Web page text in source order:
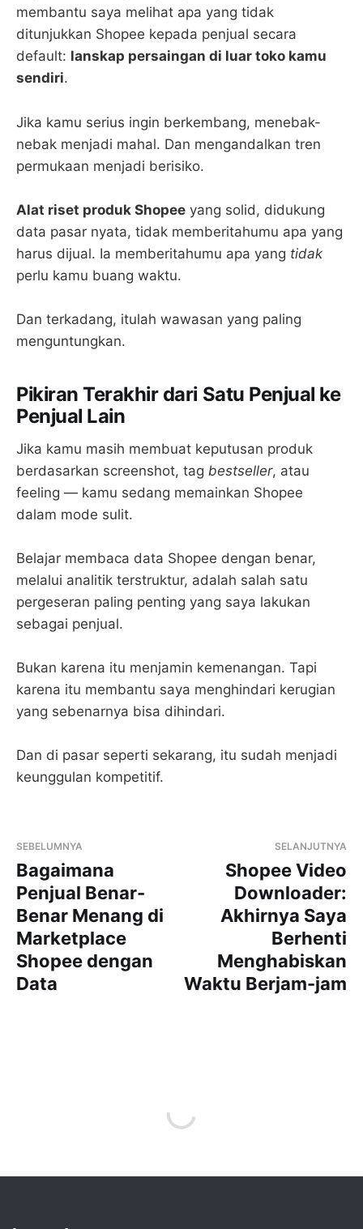
membantu saya melihat apa yang tidak
ditunjukkan Shopee kepada penjual secara
default: lanskap persaingan di luar toko kamu
sendiri.
Jika kamu serius ingin berkembang, menebak-
nebak menjadi mahal. Dan mengandalkan tren
permukaan menjadi berisiko.
Alat riset produk Shopee yang solid, didukung
data pasar nyata, tidak memberitahumu apa yang
harus dijual. Ia memberitahumu apa yang tidak
perlu kamu buang waktu.
Dan terkadang, itulah wawasan yang paling
menguntungkan.
Pikiran Terakhir dari Satu Penjual ke
Penjual Lain
Jika kamu masih membuat keputusan produk
berdasarkan screenshot, tag bestseller, atau
feeling — kamu sedang memainkan Shopee
dalam mode sulit.
Belajar membaca data Shopee dengan benar,
melalui analitik terstruktur, adalah salah satu
pergeseran paling penting yang saya lakukan
sebagai penjual.
Bukan karena itu menjamin kemenangan. Tapi
karena itu membantu saya menghindari kerugian
yang sebenarnya bisa dihindari.
Dan di pasar seperti sekarang, itu sudah menjadi
keunggulan kompetitif.
SEBELUMNYA
Bagaimana
Penjual Benar-
Benar Menang di
Marketplace
Shopee dengan
Data
SELANJUTNYA
Shopee Video
Downloader:
Akhirnya Saya
Berhenti
Menghabiskan
Waktu Berjam-jam